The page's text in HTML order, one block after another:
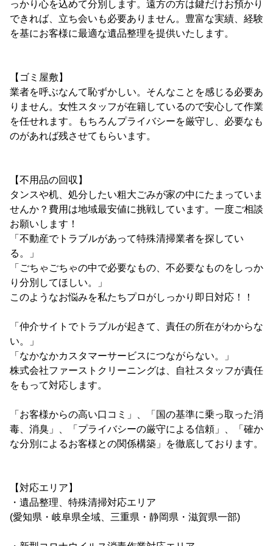
っかり心を込めて分別します。遠方の方は鍵だけお預かり
できれば、立ち会いも必要ありません。豊富な実績、経験
を基にお客様に最適な遺品整理を提供いたします。
【ゴミ屋敷】
業者を呼ぶなんて恥ずかしい。そんなことを感じる必要あ
りません。女性スタッフが在籍しているので安心して作業
を任せれます。もちろんプライバシーを厳守し、必要なも
のがあれば残させてもらいます。
【不用品の回収】
タンスや机、処分したい粗大ごみが家の中にたまっていま
せんか？費用は地域最安値に挑戦しています。一度ご相談
お願いします！
「不動産でトラブルがあって特殊清掃業者を探してい
る。」
「ごちゃごちゃの中で必要なもの、不必要なものをしっか
り分別してほしい。」
このようなお悩みを私たちプロがしっかり即日対応！！
「仲介サイトでトラブルが起きて、責任の所在がわからな
い。」
「なかなかカスタマーサービスにつながらない。」
株式会社ファーストクリーニングは、自社スタッフが責任
をもって対応します。
「お客様からの高い口コミ」、「国の基準に乗っ取った消
毒、消臭」、「プライバシーの厳守による信頼」、「確か
な分別によるお客様との関係構築」を徹底しております。
【対応エリア】
・遺品整理、特殊清掃対応エリア
(愛知県・岐阜県全域、三重県・静岡県・滋賀県一部)